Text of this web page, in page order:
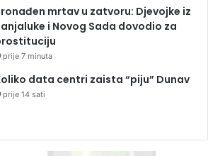
mrtav u zatvoru: Djevojke iz
i Novog Sada dovodio za
prije 7 minuta
data centri zaista “piju” Dunav
prije 14 sati